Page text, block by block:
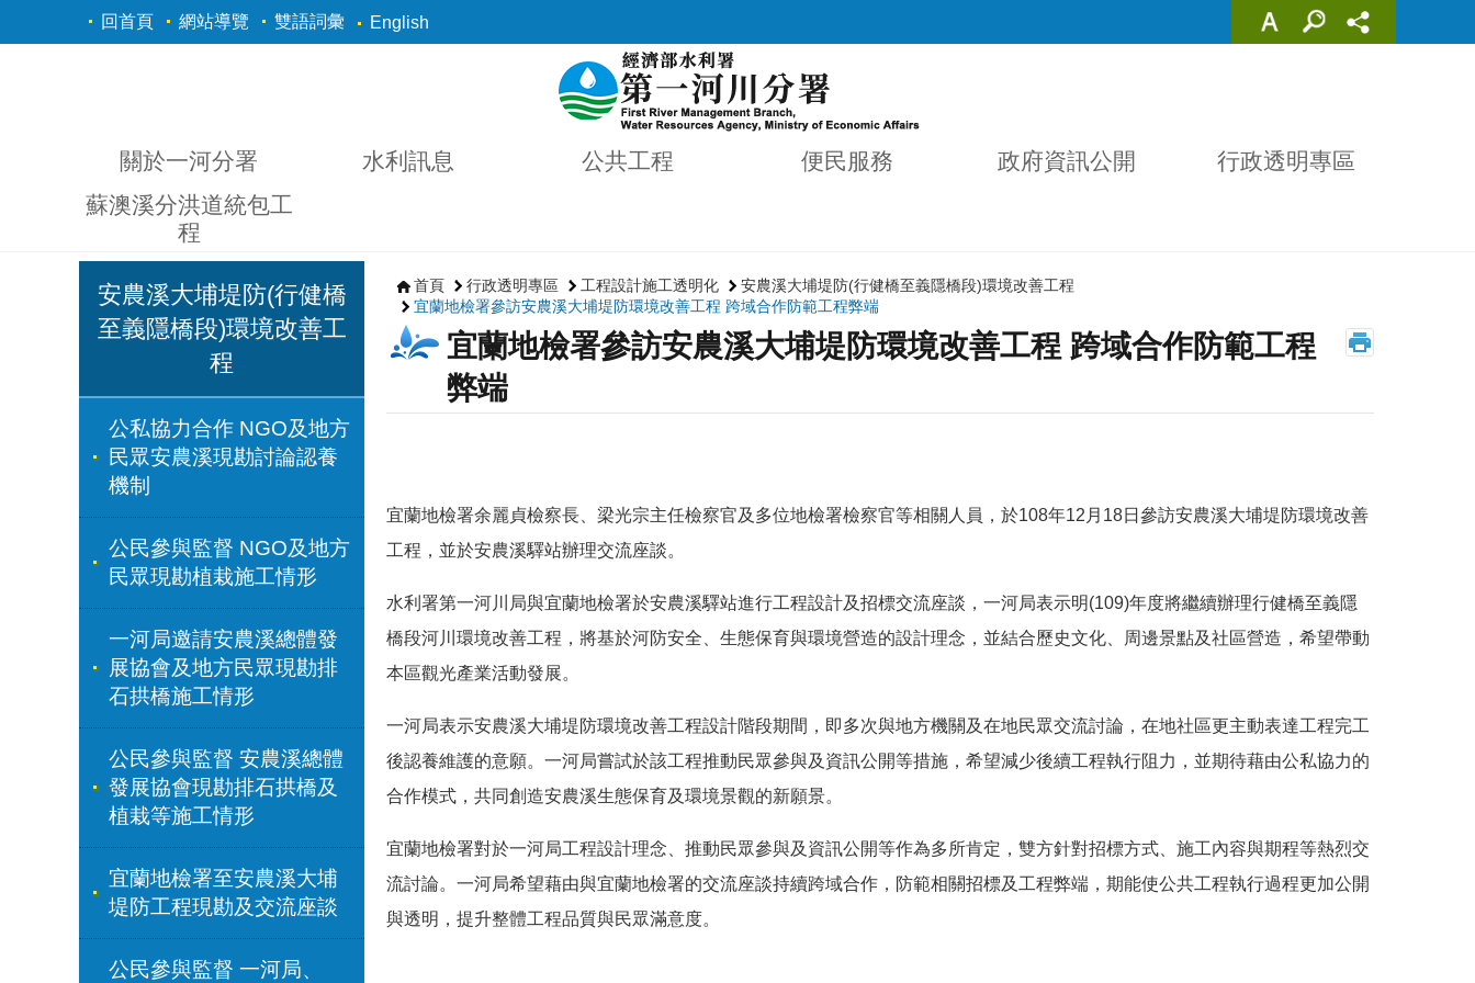
跳到主要內容區塊
回首頁 網站導覽 雙語詞彙 English
關於一河分署 水利訊息 公共工程 便民服務 政府資訊公開
行政透明專區
蘇澳溪分洪道統包工
程
安農溪大埔堤防(行健橋
至義隱橋段)環境改善工
程
公私協力合作 NGO及地方
民眾安農溪現勘討論認養
機制
公民參與監督 NGO及地方
民眾現勘植栽施工情形
一河局邀請安農溪總體發
展協會及地方民眾現勘排
石拱橋施工情形
公民參與監督 安農溪總體
發展協會現勘排石拱橋及
植栽等施工情形
宜蘭地檢署至安農溪大埔
堤防工程現勘及交流座談
公民參與監督 一河局、
首頁 行政透明專區 工程設計施工透明化
安農溪大埔堤防(行健橋至義隱橋段)環境改善工程
宜蘭地檢署參訪安農溪大埔堤防環境改善工程 跨域合作防範工程弊端
宜蘭地檢署參訪安農溪大埔堤防環境改善工程 跨域合作防範工程
弊端
宜蘭地檢署余麗貞檢察長、梁光宗主任檢察官及多位地檢署檢察官等相關人員，於108年12 月 18日參訪安農溪大埔堤防環境改善
工程，並於安農溪驛站辦理交流座談。
水利署第一河川局與宜蘭地檢署於安農溪驛站進行工程設計及招標交流座談，一河局表示明(109)年度將繼續辦理行健橋至義隱
橋段河川環境改善工程，將基於河防安全、生態保育與環境營造的設計理念，並結合歷史文化、周邊景點及社區營造，希望帶動
本區觀光產業活動發展。
一河局表示安農溪大埔堤防環境改善工程設計階段期間，即多次與地方機關及在地民眾交流討論，在地社區更主動表達工程完工
後認養維護的意願。一河局嘗試於該工程推動民眾參與及資訊公開等措施，希望減少後續工程執行阻力，並期待藉由公私協力的
合作模式，共同創造安農溪生態保育及環境景觀的新願景。
宜蘭地檢署對於一河局工程設計理念、推動民眾參與及資訊公開等作為多所肯定，雙方針對招標方式、施工內容與期程等熱烈交
流討論。一河局希望藉由與宜蘭地檢署的交流座談持續跨域合作，防範相關招標及工程弊端，期能使公共工程執行過程更加公開
與透明，提升整體工程品質與民眾滿意度。